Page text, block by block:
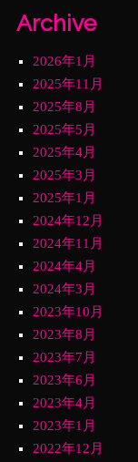
Archive
2026年1月
2025年11月
2025年8月
2025年5月
2025年4月
2025年3月
2025年1月
2024年12月
2024年11月
2024年4月
2024年3月
2023年10月
2023年8月
2023年7月
2023年6月
2023年4月
2023年1月
2022年12月